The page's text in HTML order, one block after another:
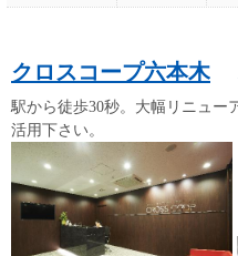
クロスコープ六本木
駅から徒歩30秒。大幅リニュー
活用下さい。